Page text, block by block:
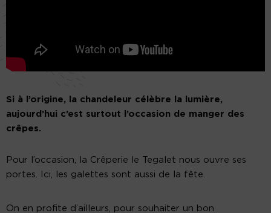
Si à l’origine, la chandeleur célèbre la lumière,
aujourd’hui c’est surtout l’occasion de manger des
crêpes.
Pour l’occasion, la Crêperie le Tegalet nous ouvre ses
portes. Ici, les galettes sont aussi de la fête.
On en profite d’ailleurs, pour souhaiter un bon